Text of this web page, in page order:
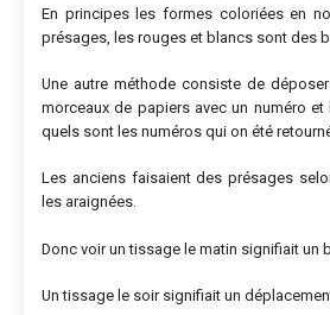
En principes les formes coloriées en
présages, les rouges et blancs sont des
Une autre méthode consiste de
morceaux de papiers avec un numéro et
quels sont les numéros qui on été
Les anciens faisaient des présages
les araignées.
Donc voir un tissage le matin signifiait un
Un tissage le soir signifiait un